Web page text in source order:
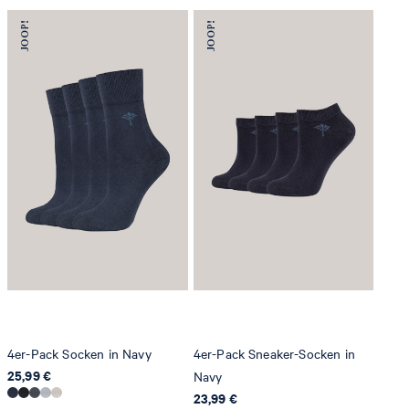
4er-Pack Socken in Navy
25,99 €
4er-Pack Sneaker-Socken in
Navy
23,99 €